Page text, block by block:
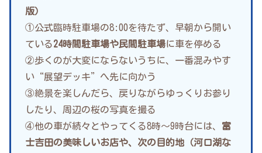
版）
①公式臨時駐車場の8:00を待たず、早朝から開い
ている24時間駐車場や民間駐車場に車を停める
②歩くのが大変にならないうちに、一番混みやす
い“展望デッキ”へ先に向かう
③絶景を楽しんだら、戻りながらゆっくりお参り
したり、周辺の桜の写真を撮る
④他の車が続々とやってくる8時〜9時台には、 富
士吉田の美味しいお店や、次の目的地（河口湖な